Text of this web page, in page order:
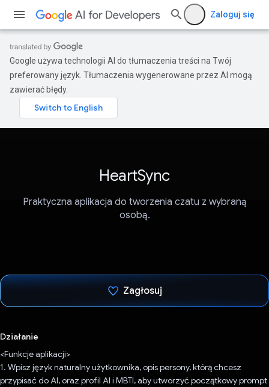
Zaloguj się
Google używa technologii AI do tłumaczenia treści na Twój
preferowany język. Tłumaczenia wygenerowane przez AI mogą
zawierać błędy.
HeartSync
Praktyczna aplikacja do tworzenia czatu z wybraną
osobą.
Zagłosuj
Działanie
<Funkcje aplikacji>
1. Wpisz język naturalny użytkownika, opis persony, którą chcesz
przypisać do AI, oraz profil AI i MBTI, aby utworzyć początkowy prompt